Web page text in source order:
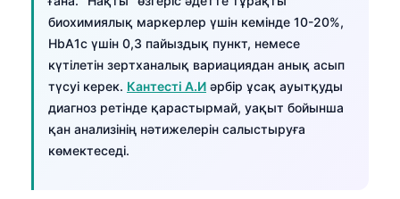
биохимиялық маркерлер үшін кемінде 10-20%,
HbA1c үшін 0,3 пайыздық пункт, немесе
күтілетін зертханалық вариациядан анық асып
түсуі керек. Кантесті А.И әрбір ұсақ ауытқуды
диагноз ретінде қарастырмай, уақыт бойынша
қан анализінің нәтижелерін салыстыруға
көмектеседі.